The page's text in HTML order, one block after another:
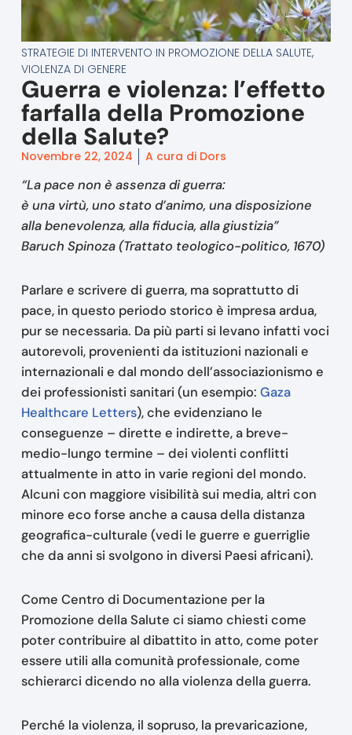
STRATEGIE DI INTERVENTO IN PROMOZIONE DELLA SALUTE,
VIOLENZA DI GENERE
Guerra e violenza: l’effetto
farfalla della Promozione
della Salute?
Novembre 22, 2024 A cura di Dors
“La pace non è assenza di guerra:
è una virtù, uno stato d’animo, una disposizione
alla benevolenza, alla fiducia, alla giustizia”
Baruch Spinoza (Trattato teologico-politico, 1670)
Parlare e scrivere di guerra, ma soprattutto di
pace, in questo periodo storico è impresa ardua,
pur se necessaria. Da più parti si levano infatti voci
autorevoli, provenienti da istituzioni nazionali e
internazionali e dal mondo dell’associazionismo e
dei professionisti sanitari (un esempio: Gaza
Healthcare Letters), che evidenziano le
conseguenze – dirette e indirette, a breve-
medio-lungo termine – dei violenti conflitti
attualmente in atto in varie regioni del mondo.
Alcuni con maggiore visibilità sui media, altri con
minore eco forse anche a causa della distanza
geografica-culturale (vedi le guerre e guerriglie
che da anni si svolgono in diversi Paesi africani).
Come Centro di Documentazione per la
Promozione della Salute ci siamo chiesti come
poter contribuire al dibattito in atto, come poter
essere utili alla comunità professionale, come
schierarci dicendo no alla violenza della guerra.
Perché la violenza, il sopruso, la prevaricazione,